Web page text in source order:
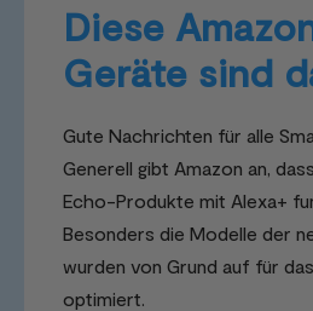
Diese
Geräte sind
Gute Nachrichten für alle
Generell gibt Amazon an,
Echo-Produkte mit Alexa+
Besonders die Modelle der
wurden von Grund auf für
optimiert.